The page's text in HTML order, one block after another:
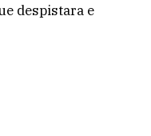
despistara e